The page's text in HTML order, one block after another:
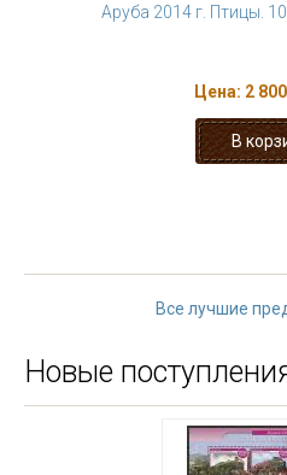
Аруба 2014 г. Птицы.
Цена: 2
Все лучшие
Новые